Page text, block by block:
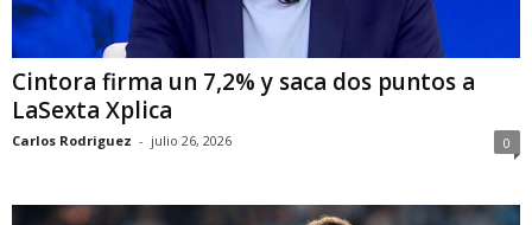
Cintora firma un 7,2% y saca dos puntos a
LaSexta Xplica
Carlos Rodriguez - julio 26, 2026 0